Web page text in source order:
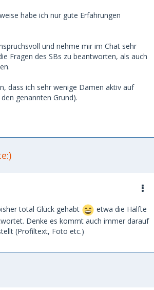
habe ich nur gute Erfahrungen
und nehme mir im Chat sehr
Fragen des SBs zu beantworten, als auch
dass ich sehr wenige Damen aktiv auf
genannten Grund).
total Glück gehabt
etwa die Hälfte
Denke es kommt auch immer darauf
(Profiltext, Foto etc.)